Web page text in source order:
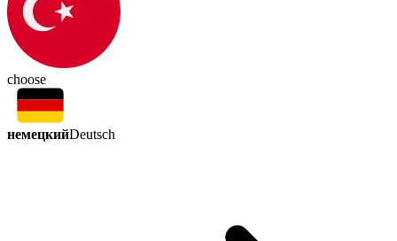
choose
немецкийDeutsch